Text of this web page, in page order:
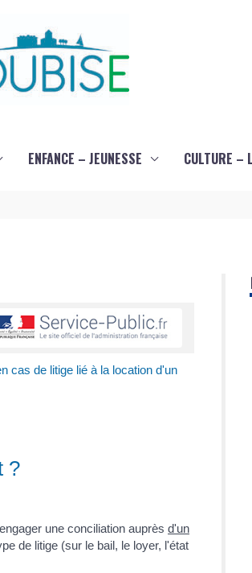
ENFANCE – JEUNESSE CULTURE –
cas de litige lié à la location d'un
?
une conciliation auprès d'un
de litige (sur le bail, le loyer, l'état